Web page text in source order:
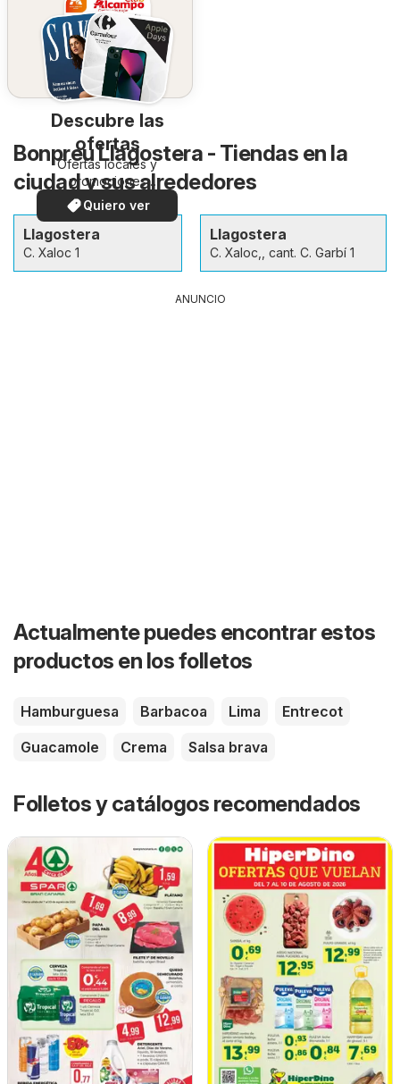
Descubre las
ofertas
Ofertas locales y
promociones
especiales.
Quiero ver
Bonpreu Llagostera - Tiendas en la
ciudad y sus alrededores
Llagostera
C. Xaloc 1
Llagostera
C. Xaloc,, cant. C. Garbí 1
ANUNCIO
Actualmente puedes encontrar estos
productos en los folletos
Hamburguesa Barbacoa Lima
Entrecot
Guacamole
Crema Salsa brava
Folletos y catálogos recomendados